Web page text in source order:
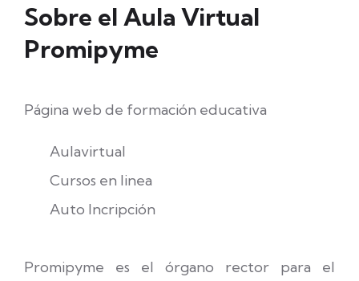
Sobre el Aula Virtual
Promipyme
Página web de formación educativa
Aulavirtual
Cursos en linea
Auto Incripción
Promipyme es el órgano rector para el